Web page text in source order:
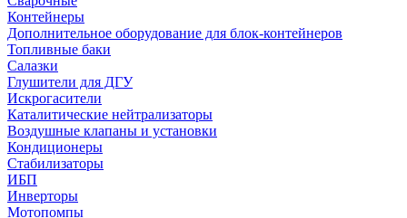
Контейнеры
Дополнительное оборудование для блок-контейнеров
Топливные баки
Салазки
Глушители для ДГУ
Искрогасители
Каталитические нейтрализаторы
Воздушные клапаны и установки
Кондиционеры
Стабилизаторы
ИБП
Инверторы
Мотопомпы